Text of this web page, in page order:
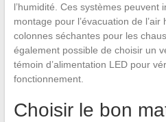
l’humidité. Ces systèmes peuvent
montage pour l’évacuation de
colonnes séchantes pour les
également possible de choisir un
témoin d’alimentation LED pour
fonctionnement.
Choisir le bon